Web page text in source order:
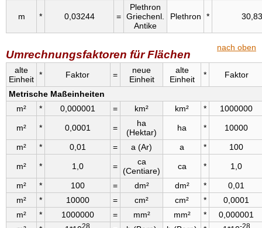
m * 0,03244 =
Plethron
Griechenl.
Antike
Plethron * 30,83
nach oben
Umrechnungsfaktoren für Flächen
alte
Einheit * Faktor =
neue
Einheit
alte
Einheit
* Faktor
Metrische Maßeinheiten
m²
* 0,000001 = km² km² * 1000000
m² * 0,0001 =
ha
(Hektar)
ha * 10000
m² * 0,01 = a (Ar) a * 100
m² * 1,0 =
ca
(Centiare)
ca * 1,0
m² * 100 = dm² dm² *
0,01
m²
* 10000 = cm² cm² *
0,0001
m²
* 1000000 = mm² mm² *
0,000001